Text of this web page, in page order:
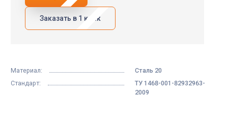
Материал:
Сталь 20
Стандарт:
ТУ 1468-001-82932963-
2009
Заказать в 1 клик